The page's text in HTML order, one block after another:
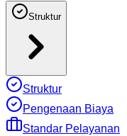
Struktur
Struktur
Pengenaan Biaya
Standar Pelayanan